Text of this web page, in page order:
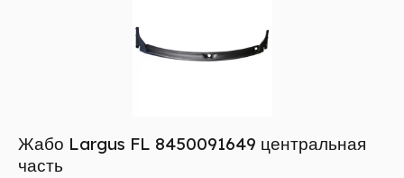
Жабо Largus FL 8450091649 центральная
часть